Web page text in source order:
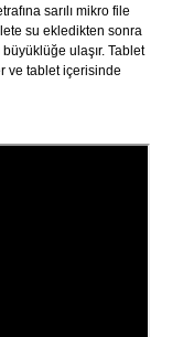
sarılı mikro file
su ekledikten sonra
ulaşır. Tablet
ve tablet içerisinde